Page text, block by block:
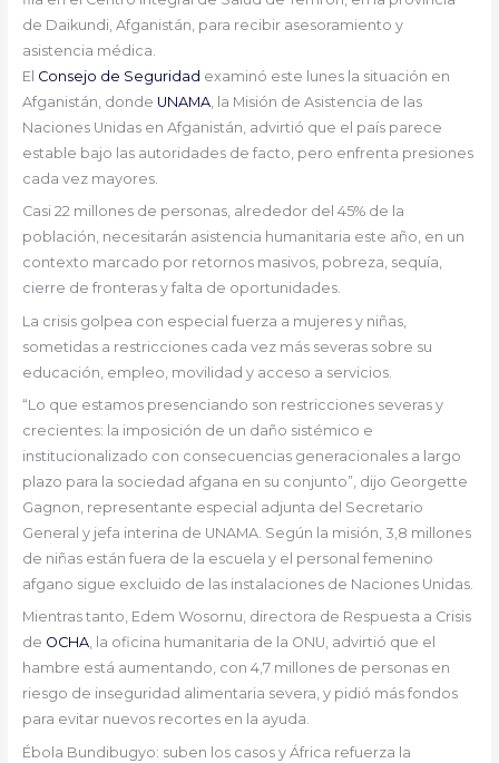
de Daikundi, Afganistán, para recibir asesoramiento y
asistencia médica.
El Consejo de Seguridad examinó este lunes la situación en
Afganistán, donde UNAMA, la Misión de Asistencia de las
Naciones Unidas en Afganistán, advirtió que el país parece
estable bajo las autoridades de facto, pero enfrenta presiones
cada vez mayores.
Casi 22 millones de personas, alrededor del 45% de la
población, necesitarán asistencia humanitaria este año, en un
contexto marcado por retornos masivos, pobreza, sequía,
cierre de fronteras y falta de oportunidades.
La crisis golpea con especial fuerza a mujeres y niñas,
sometidas a restricciones cada vez más severas sobre su
educación, empleo, movilidad y acceso a servicios.
“Lo que estamos presenciando son restricciones severas y
crecientes: la imposición de un daño sistémico e
institucionalizado con consecuencias generacionales a largo
plazo para la sociedad afgana en su conjunto”, dijo Georgette
Gagnon, representante especial adjunta del Secretario
General y jefa interina de UNAMA. Según la misión, 3,8 millones
de niñas están fuera de la escuela y el personal femenino
afgano sigue excluido de las instalaciones de Naciones Unidas.
Mientras tanto, Edem Wosornu, directora de Respuesta a Crisis
de OCHA, la oficina humanitaria de la ONU, advirtió que el
hambre está aumentando, con 4,7 millones de personas en
riesgo de inseguridad alimentaria severa, y pidió más fondos
para evitar nuevos recortes en la ayuda.
Ébola Bundibugyo: suben los casos y África refuerza la